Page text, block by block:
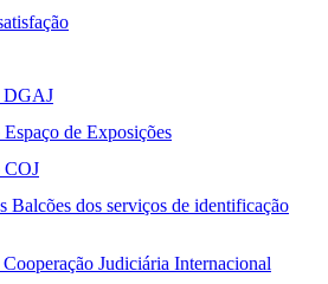
DGAJ
de Exposições
COJ
Balcões dos serviços de identificação
Judiciária Internacional